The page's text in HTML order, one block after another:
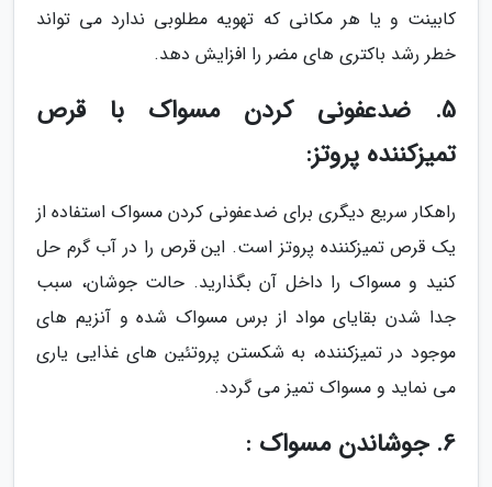
کابینت و یا هر مکانی که تهویه مطلوبی ندارد می تواند
خطر رشد باکتری های مضر را افزایش دهد.
5. ضدعفونی کردن مسواک با قرص
تمیزکننده پروتز:
راهکار سریع دیگری برای ضدعفونی کردن مسواک استفاده از
یک قرص تمیزکننده پروتز است. این قرص را در آب گرم حل
کنید و مسواک را داخل آن بگذارید. حالت جوشان، سبب
جدا شدن بقایای مواد از برس مسواک شده و آنزیم های
موجود در تمیزکننده، به شکستن پروتئین های غذایی یاری
می نماید و مسواک تمیز می گردد.
6. جوشاندن مسواک :